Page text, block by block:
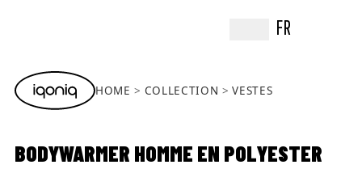
FR
HOME COLLECTION VESTES
BODYWARMER HOMME EN POLYESTER